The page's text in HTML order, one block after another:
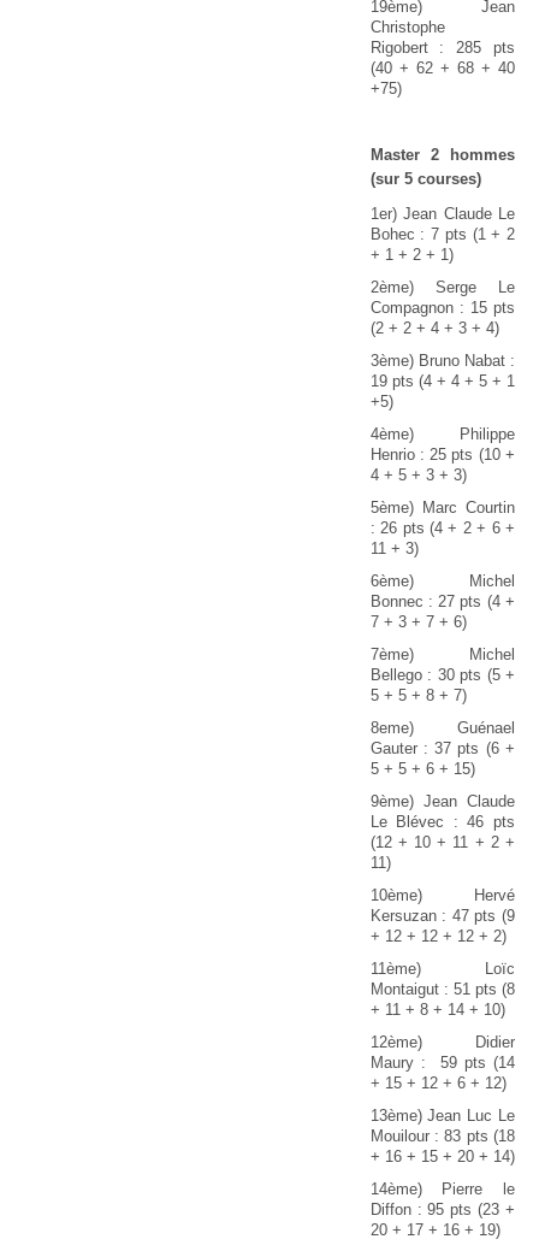
19ème) Jean
Christophe
Rigobert : 285 pts
(40 + 62 + 68 + 40
+75)
Master 2 hommes
(sur 5 courses)
1er) Jean Claude Le
Bohec : 7 pts (1 + 2
+ 1 + 2 + 1)
2ème) Serge Le
Compagnon : 15 pts
(2 + 2 + 4 + 3 + 4)
3ème) Bruno Nabat :
19 pts (4 + 4 + 5 + 1
+5)
4ème) Philippe
Henrio : 25 pts (10 +
4 + 5 + 3 + 3)
5ème) Marc Courtin
: 26 pts (4 + 2 + 6 +
11 + 3)
6ème) Michel
Bonnec : 27 pts (4 +
7 + 3 + 7 + 6)
7ème) Michel
Bellego : 30 pts (5 +
5 + 5 + 8 + 7)
8eme) Guénael
Gauter : 37 pts (6 +
5 + 5 + 6 + 15)
9ème) Jean Claude
Le Blévec : 46 pts
(12 + 10 + 11 + 2 +
11)
10ème) Hervé
Kersuzan : 47 pts (9
+ 12 + 12 + 12 + 2)
11ème) Loïc
Montaigut : 51 pts (8
+ 11 + 8 + 14 + 10)
12ème) Didier
Maury : 59 pts (14
+ 15 + 12 + 6 + 12)
13ème) Jean Luc Le
Mouilour : 83 pts (18
+ 16 + 15 + 20 + 14)
14ème) Pierre le
Diffon : 95 pts (23 +
20 + 17 + 16 + 19)